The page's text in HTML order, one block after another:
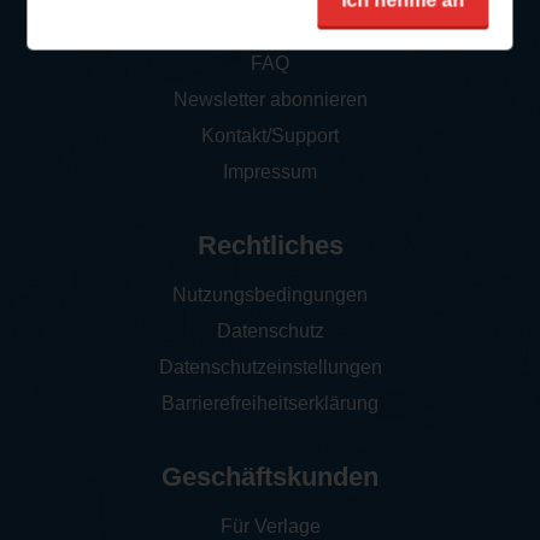
So funktioniert‘s
FAQ
Newsletter abonnieren
Kontakt/Support
Impressum
Rechtliches
Nutzungsbedingungen
Datenschutz
Datenschutzeinstellungen
Barrierefreiheitserklärung
Geschäftskunden
Für Verlage